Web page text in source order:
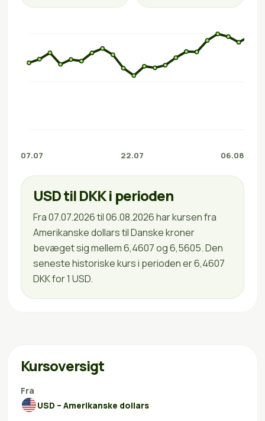
07.07 22.07 06.08
USD til DKK i perioden
Fra 07.07.2026 til 06.08.2026 har kursen fra
Amerikanske dollars til Danske kroner
bevæget sig mellem 6,4607 og 6,5605. Den
seneste historiske kurs i perioden er 6,4607
DKK for 1 USD.
Kursoversigt
Fra
USD – Amerikanske dollars